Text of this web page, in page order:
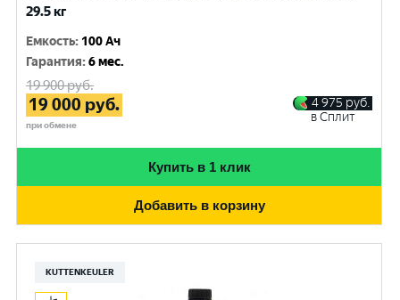
29.5 кг
Емкость: 100 Ач
Гарантия:6 мес.
19 900руб.
19 000 руб.
при обмене
4 975 руб.
в Сплит
Купить в 1 клик
Добавить в корзину
KUTTENKEULER